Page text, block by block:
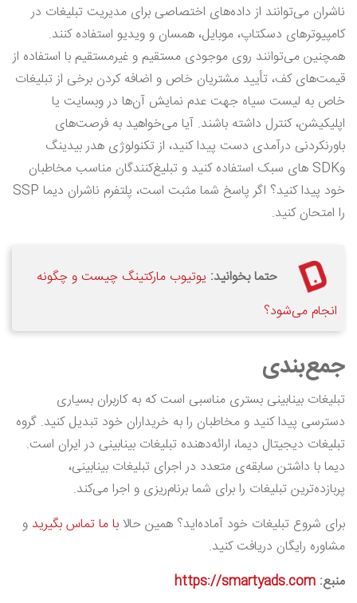
ناشران می‌توانند از داده‌های اختصاصی برای مدیریت تبلیغات در
کامپیوترهای دسکتاپ، موبایل، همسان و ویدیو استفاده کنند.
همچنین می‌توانند روی موجودی مستقیم و غیرمستقیم با استفاده از
قیمت‌های کف، تأیید مشتریان خاص و اضافه کردن برخی از تبلیغات
خاص به لیست سیاه جهت عدم نمایش آن‌ها در وبسایت یا
اپلیکیشن، کنترل داشته باشند. آیا می‌خواهید به فرصت‌های
باورنکردنی درآمدی دست پیدا کنید، از تکنولوژی هدر بیدینگ
وSDK های سبک استفاده کنید و تبلیغ‌کنندگان مناسب مخاطبان
خود پیدا کنید؟ اگر پاسخ شما مثبت است، پلتفرم ناشران دیما SSP
را امتحان کنید.
حتما بخوانید: یوتیوب مارکتینگ چیست و چگونه
انجام می‌شود؟
جمع‌بندی
تبلیغات بینابینی بستری مناسبی است که به کاربران بسیاری
دسترسی پیدا کنید و مخاطبان را به خریداران خود تبدیل کنید. گروه
تبلیغات دیجیتال دیما، ارائه‌دهنده تبلیغات بینابینی در ایران است.
دیما با داشتن سابقه‌ی متعدد در اجرای تبلیغات بینابینی،
پربازده‌ترین تبلیغات را برای شما برنام‌ریزی و اجرا می‌کند.
برای شروع تبلیغات خود آماده‌اید؟ همین حالا با ما تماس بگیریدو
مشاوره رایگان دریافت کنید.
منبع: https://smartyads.com